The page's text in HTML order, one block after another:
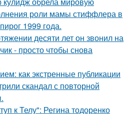
роли мамы стиффлера в
1999 года.
десяти лет он звонил на
- просто чтобы снова
как экстренные публикации
скандал с повторной
к Телу": Регина тодоренко